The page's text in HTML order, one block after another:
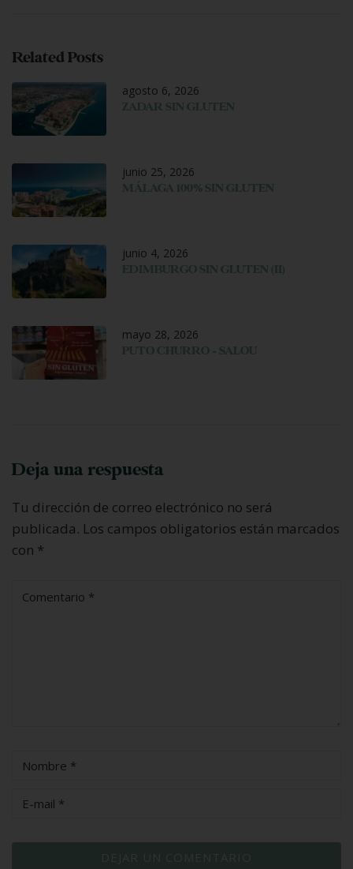
Related Posts
agosto 6, 2026
ZADAR SIN GLUTEN
junio 25, 2026
MÁLAGA 100% SIN GLUTEN
junio 4, 2026
EDIMBURGO SIN GLUTEN (II)
mayo 28, 2026
PUTO CHURRO – SALOU
Deja una respuesta
Tu dirección de correo electrónico no será
publicada. Los campos obligatorios están marcados
con *